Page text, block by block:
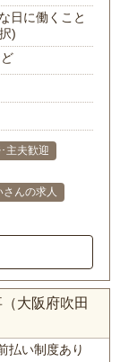
日に働くこと
)
主夫歓迎
さんの求人
大阪府吹田
払い制度あり